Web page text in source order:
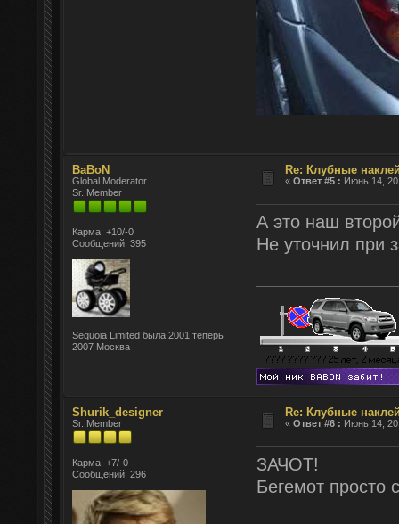
BaBoN
Global Moderator
Sr. Member
Карма: +10/-0
Сообщений: 395
Sequoia Limited была 2001 теперь
2007 Москва
Re: Клубные
«Ответ #5 : Июнь 14,
А это наш
Не уточнил при
Shurik_designer
Sr. Member
Карма: +7/-0
Сообщений: 296
Re: Клубные
«Ответ #6 : Июнь 14,
ЗАЧОТ!
Бегемот просто